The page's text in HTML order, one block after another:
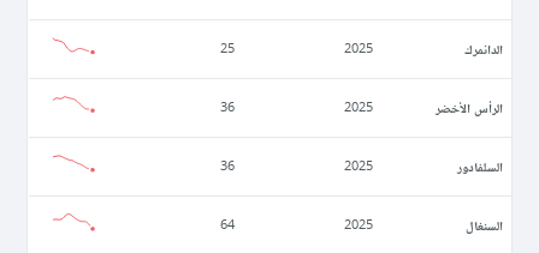
الدانمرك 2025
25
الرأس الأخضر 2025
36
السلفادور 2025
36
السنغال 2025
64